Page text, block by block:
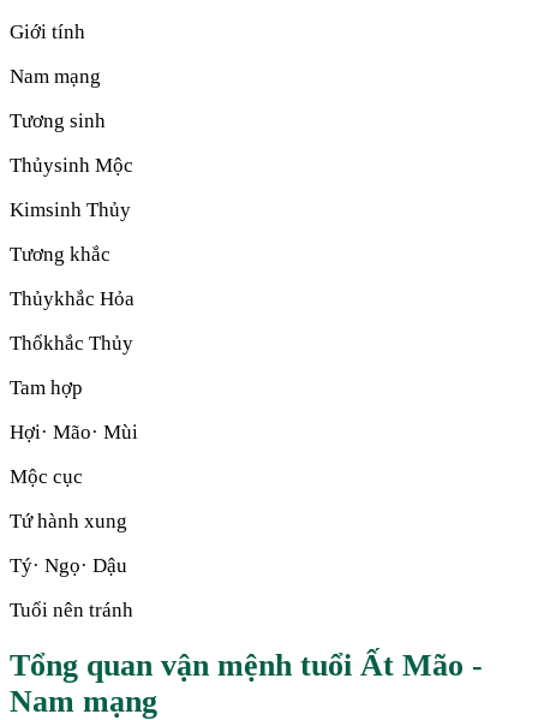
Giới tính
Nam mạng
Tương sinh
Thủysinh Mộc
Kimsinh Thủy
Tương khắc
Thủykhắc Hỏa
Thổkhắc Thủy
Tam hợp
Hợi· Mão· Mùi
Mộc cục
Tứ hành xung
Tý· Ngọ· Dậu
Tuổi nên tránh
Tổng quan vận mệnh tuổi Ất Mão -
Nam mạng